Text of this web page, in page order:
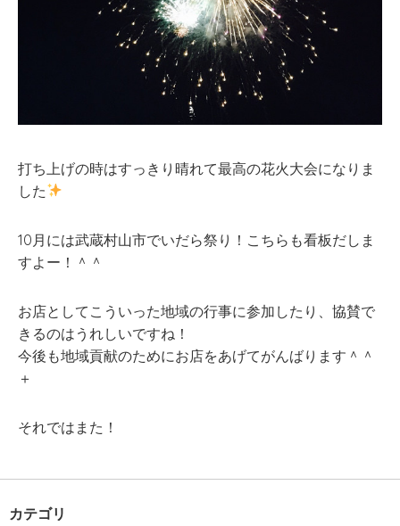
打ち上げの時はすっきり晴れて最高の花火大会になりま
した
10月には武蔵村山市でいだら祭り！こちらも看板だしま
すよー！＾＾
お店としてこういった地域の行事に参加したり、協賛で
きるのはうれしいですね！
今後も地域貢献のためにお店をあげてがんばります＾＾
＋
それではまた！
カテゴリ